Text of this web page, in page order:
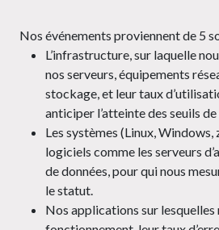
Nos événements proviennent de 5
L’infrastructure, sur laquelle
nos serveurs, équipements
stockage, et leur taux
anticiper l’atteinte des seuils
Les systèmes (Linux, Windows,
logiciels comme les serveurs
de données, pour qui nous
le statut.
Nos applications sur